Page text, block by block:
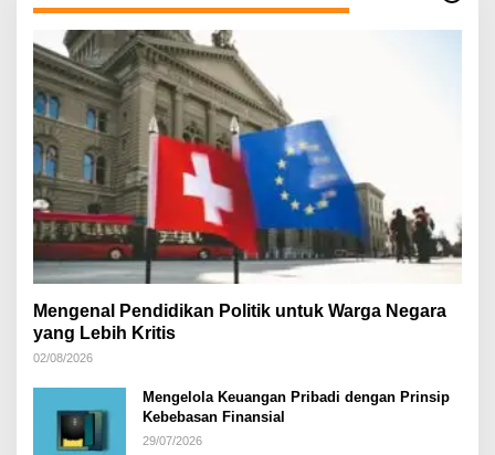
Mengenal Pendidikan Politik untuk Warga Negara
yang Lebih Kritis
02/08/2026
Mengelola Keuangan Pribadi dengan Prinsip
Kebebasan Finansial
29/07/2026